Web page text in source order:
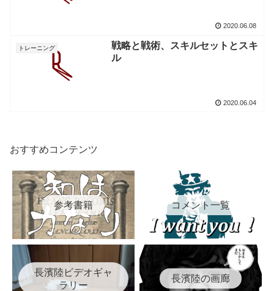
2020.06.08
トレーニング
戦略と戦術、スキルセットとスキ
ル
2020.06.04
おすすめコンテンツ
参考書籍 コメント一覧
長濱陸ビデオギャ
ラリー
長濱陸の画廊